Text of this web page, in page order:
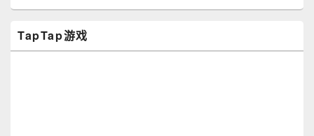
TapTap游戏